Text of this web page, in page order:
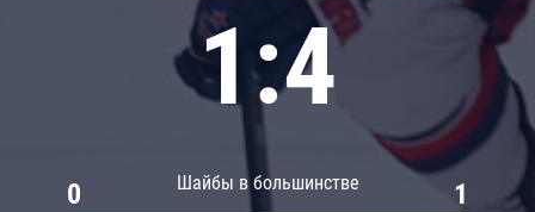
1:4
Шайбы в большинстве
0 1